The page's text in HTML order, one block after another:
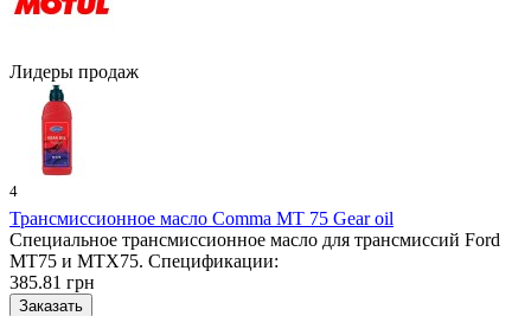
Лидеры продаж
4
Трансмиссионное масло Comma MT 75 Gear oil
Специальное трансмиссионное масло для трансмиссий Ford
MT75 и MTX75. Спецификации:
385.81 грн